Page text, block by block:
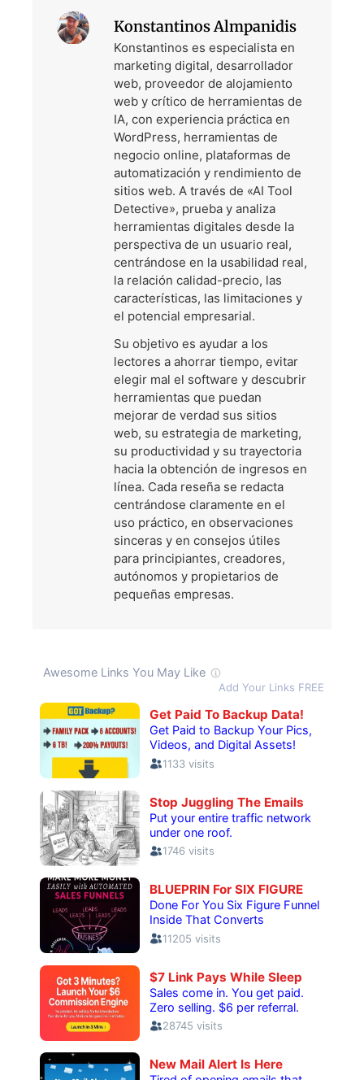
Konstantinos Almpanidis
Konstantinos es especialista en
marketing digital, desarrollador
web, proveedor de alojamiento
web y crítico de herramientas de
IA, con experiencia práctica en
WordPress, herramientas de
negocio online, plataformas de
automatización y rendimiento de
sitios web. A través de «AI Tool
Detective», prueba y analiza
herramientas digitales desde la
perspectiva de un usuario real,
centrándose en la usabilidad real,
la relación calidad-precio, las
características, las limitaciones y
el potencial empresarial.
Su objetivo es ayudar a los
lectores a ahorrar tiempo, evitar
elegir mal el software y descubrir
herramientas que puedan
mejorar de verdad sus sitios
web, su estrategia de marketing,
su productividad y su trayectoria
hacia la obtención de ingresos en
línea. Cada reseña se redacta
centrándose claramente en el
uso práctico, en observaciones
sinceras y en consejos útiles
para principiantes, creadores,
autónomos y propietarios de
pequeñas empresas.